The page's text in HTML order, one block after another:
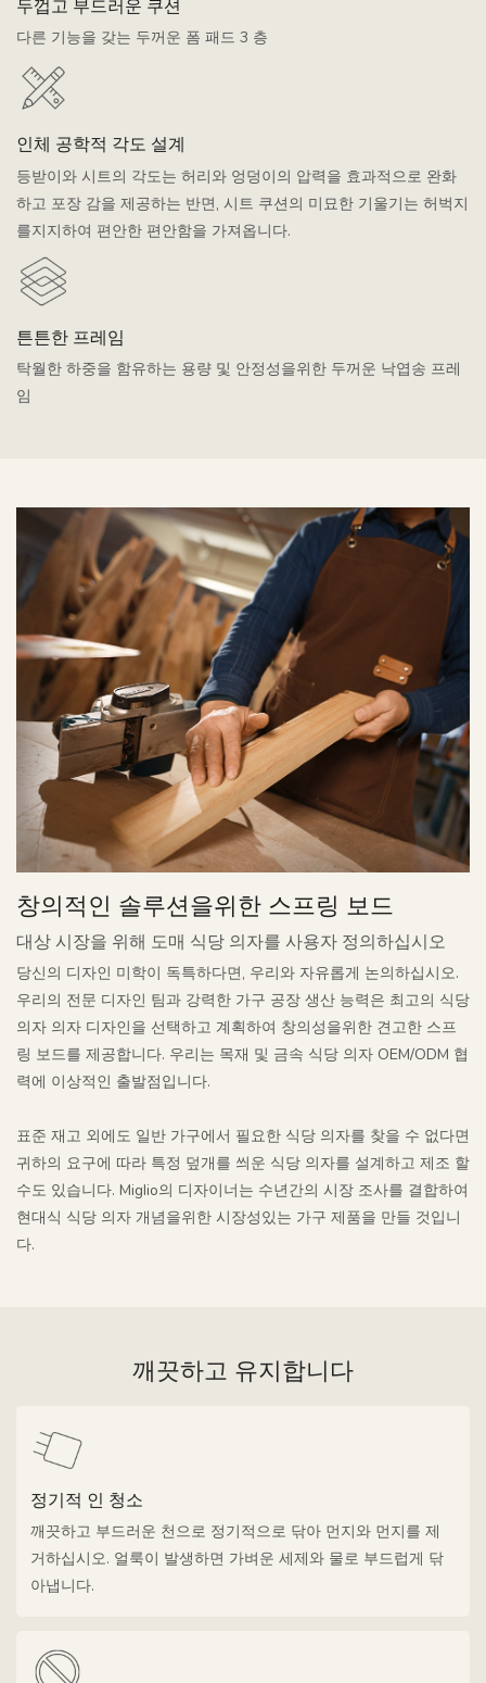
두껍고 부드러운 쿠션
다른 기능을 갖는 두꺼운 폼 패드 3 층
인체 공학적 각도 설계
등받이와 시트의 각도는 허리와 엉덩이의 압력을 효과적으로 완화
하고 포장 감을 제공하는 반면, 시트 쿠션의 미묘한 기울기는 허벅지
를지지하여 편안한 편안함을 가져옵니다.
튼튼한 프레임
탁월한 하중을 함유하는 용량 및 안정성을위한 두꺼운 낙엽송 프레
임
창의적인 솔루션을위한 스프링 보드
대상 시장을 위해 도매 식당 의자를 사용자 정의하십시오
당신의 디자인 미학이 독특하다면, 우리와 자유롭게 논의하십시오.
우리의 전문 디자인 팀과 강력한 가구 공장 생산 능력은 최고의 식당
의자 의자 디자인을 선택하고 계획하여 창의성을위한 견고한 스프
링 보드를 제공합니다. 우리는 목재 및 금속 식당 의자 OEM/ODM 협
력에 이상적인 출발점입니다.
표준 재고 외에도 일반 가구에서 필요한 식당 의자를 찾을 수 없다면
귀하의 요구에 따라 특정 덮개를 씌운 식당 의자를 설계하고 제조 할
수도 있습니다. Miglio의 디자이너는 수년간의 시장 조사를 결합하여
현대식 식당 의자 개념을위한 시장성있는 가구 제품을 만들 것입니
다.
깨끗하고 유지합니다
정기적 인 청소
깨끗하고 부드러운 천으로 정기적으로 닦아 먼지와 먼지를 제
거하십시오. 얼룩이 발생하면 가벼운 세제와 물로 부드럽게 닦
아냅니다.